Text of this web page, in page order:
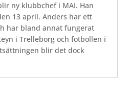
ny klubbchef i MAI. Han
13 april. Anders har ett
har bland annat fungerat
i Trelleborg och fotbollen i
blir det dock